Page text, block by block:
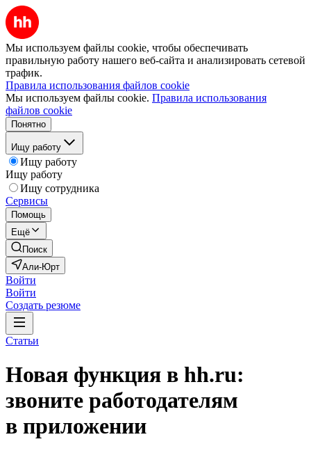
Мы используем файлы cookie, чтобы обеспечивать
правильную работу нашего веб-сайта и анализировать сетевой
трафик.
Правила использования файлов cookie
Мы используем файлы cookie. Правила использования
файлов cookie
Понятно
Ищу работу
Ищу работу
Ищу работу
Ищу сотрудника
Сервисы
Помощь
Ещё
Поиск
Али-Юрт
Войти
Войти
Создать резюме
Статьи
Новая функция в hh.ru:
звоните работодателям
в приложении